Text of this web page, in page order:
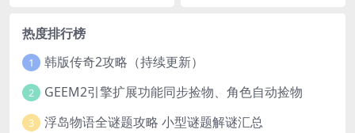
热度排行榜
1 韩版传奇2攻略（持续更新）
2 GEEM2引擎扩展功能同步捡物、角色自动捡物
3 浮岛物语全谜题攻略 小型谜题解谜汇总